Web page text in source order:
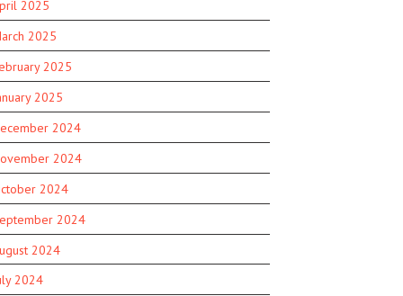
2025
2025
2025
2025
2024
2024
2024
2024
2024
2024